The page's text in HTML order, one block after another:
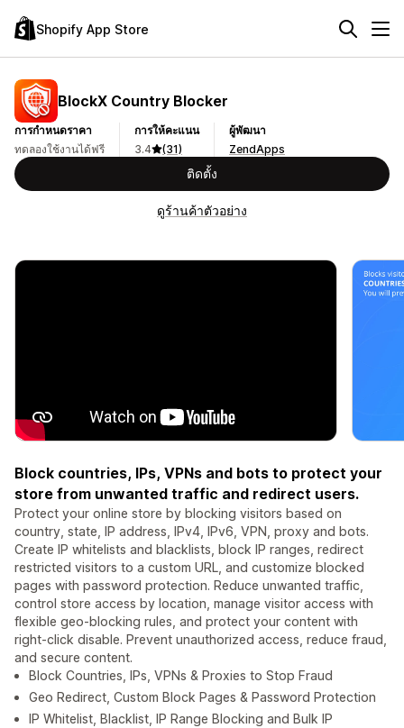
Shopify App Store
BlockX Country Blocker
การกำหนดราคา
ทดลองใช้งานได้ฟรี
การให้คะแนน
3.4
(31)
ผู้พัฒนา
ZendApps
ติดตั้ง
ดูร้านค้าตัวอย่าง
Block countries, IPs, VPNs and bots to protect your
store from unwanted traffic and redirect users.
Protect your online store by blocking visitors based on
country, state, IP address, IPv4, IPv6, VPN, proxy and bots.
Create IP whitelists and blacklists, block IP ranges, redirect
restricted visitors to a custom URL, and customize blocked
pages with password protection. Reduce unwanted traffic,
control store access by location, manage visitor access with
flexible geo-blocking rules, and protect your content with
right-click disable. Prevent unauthorized access, reduce fraud,
and secure content.
Block Countries, IPs, VPNs & Proxies to Stop Fraud
Geo Redirect, Custom Block Pages & Password Protection
IP Whitelist, Blacklist, IP Range Blocking and Bulk IP